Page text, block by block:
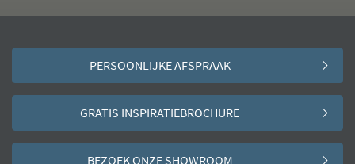
PERSOONLIJKE AFSPRAAK
GRATIS INSPIRATIEBROCHURE
BEZOEK ONZE SHOWROOM